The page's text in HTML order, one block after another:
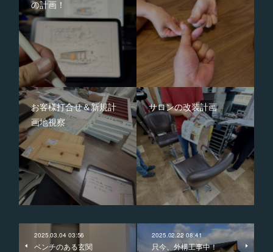
の計画！
お客様打合せ＆新規計
画地視察
サロンの改装計画
2025.03.04 03:56
ベンチのある玄関
2025.02.22 08:41
只今、外構工事中！